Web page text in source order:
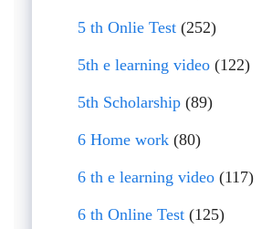
5 th Onlie Test(252)
5th e learning video(122)
5th Scholarship(89)
6 Home work(80)
6 th e learning video(117)
6 th Online Test(125)